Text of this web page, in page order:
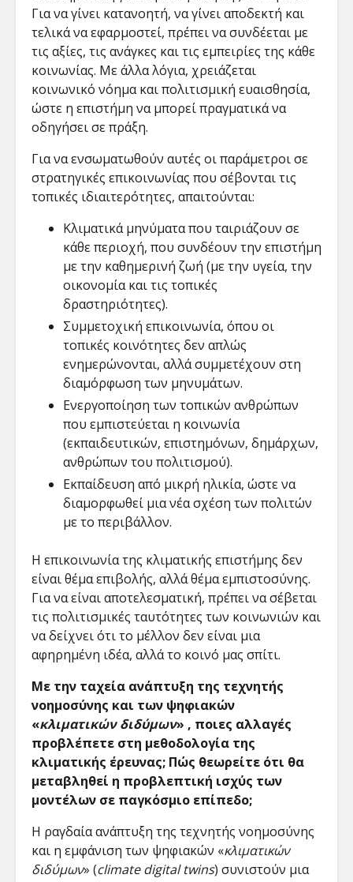
Για να γίνει κατανοητή, να γίνει αποδεκτή και
τελικά να εφαρμοστεί, πρέπει να συνδέεται με
τις αξίες, τις ανάγκες και τις εμπειρίες της κάθε
κοινωνίας. Με άλλα λόγια, χρειάζεται
κοινωνικό νόημα και πολιτισμική ευαισθησία,
ώστε η επιστήμη να μπορεί πραγματικά να
οδηγήσει σε πράξη.
Για να ενσωματωθούν αυτές οι παράμετροι σε
στρατηγικές επικοινωνίας που σέβονται τις
τοπικές ιδιαιτερότητες, απαιτούνται:
Κλιματικά μηνύματα που ταιριάζουν σε
κάθε περιοχή, που συνδέουν την επιστήμη
με την καθημερινή ζωή (με την υγεία, την
οικονομία και τις τοπικές
δραστηριότητες).
Συμμετοχική επικοινωνία, όπου οι
τοπικές κοινότητες δεν απλώς
ενημερώνονται, αλλά συμμετέχουν στη
διαμόρφωση των μηνυμάτων.
Ενεργοποίηση των τοπικών ανθρώπων
που εμπιστεύεται η κοινωνία
(εκπαιδευτικών, επιστημόνων, δημάρχων,
ανθρώπων του πολιτισμού).
Εκπαίδευση από μικρή ηλικία, ώστε να
διαμορφωθεί μια νέα σχέση των πολιτών
με το περιβάλλον.
Η επικοινωνία της κλιματικής επιστήμης δεν
είναι θέμα επιβολής, αλλά θέμα εμπιστοσύνης.
Για να είναι αποτελεσματική, πρέπει να σέβεται
τις πολιτισμικές ταυτότητες των κοινωνιών και
να δείχνει ότι το μέλλον δεν είναι μια
αφηρημένη ιδέα, αλλά το κοινό μας σπίτι.
Με την ταχεία ανάπτυξη της τεχνητής
νοημοσύνης και των ψηφιακών
«κλιματικών διδύμων» , ποιες αλλαγές
προβλέπετε στη μεθοδολογία της
κλιματικής έρευνας; Πώς θεωρείτε ότι θα
μεταβληθεί η προβλεπτική ισχύς των
μοντέλων σε παγκόσμιο επίπεδο;
Η ραγδαία ανάπτυξη της τεχνητής νοημοσύνης
και η εμφάνιση των ψηφιακών «κλιματικών
διδύμων» (climate digital twins) συνιστούν μια